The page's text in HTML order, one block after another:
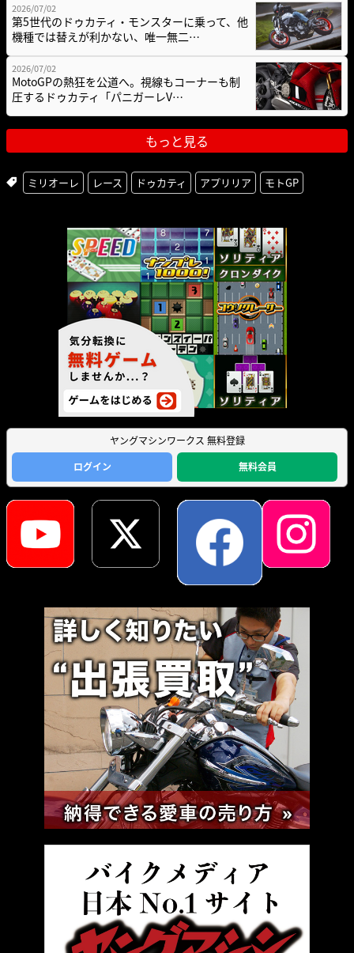
2026/07/02
第5世代のドゥカティ・モンスターに乗って、他
機種では替えが利かない、唯一無二…
2026/07/02
MotoGPの熱狂を公道へ。視線もコーナーも制
圧するドゥカティ「パニガーレV…
もっと見る
ミリオーレ レース ドゥカティ アプリリア モトGP
ヤングマシンワークス 無料登録
ログイン
無料会員